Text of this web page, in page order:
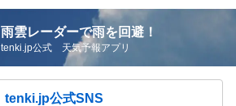
雨雲レーダーで雨を回避！
tenki.jp公式 天気予報アプリ
tenki.jp公式SNS